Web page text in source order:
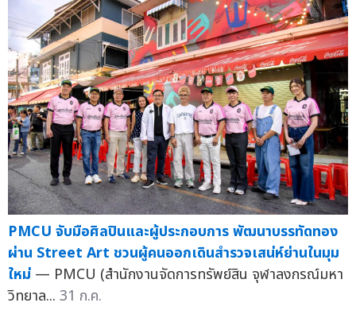
PMCU จับมือศิลปินและผู้ประกอบการ พัฒนาบรรทัดทอง
ผ่าน Street Art ชวนผู้คนออกเดินสำรวจเสน่ห์ย่านในมุม
ใหม่ — PMCU (สำนักงานจัดการทรัพย์สิน จุฬาลงกรณ์มหา
วิทยาล... 31 ก.ค.